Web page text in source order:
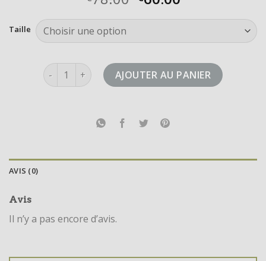
Taille
quantité de adilette 22AJOUTER AU PANIER
AVIS (0)
Avis
Il n’y a pas encore d’avis.